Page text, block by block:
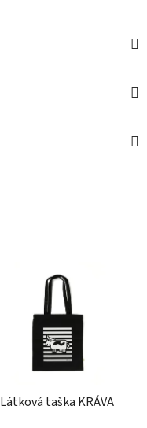
Látková taška KRÁVA